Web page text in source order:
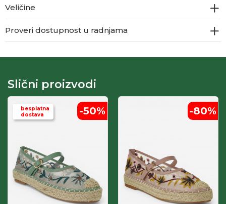
Veličine
Proveri dostupnost u radnjama
Slični proizvodi
besplatna
dostava
-50% -80%